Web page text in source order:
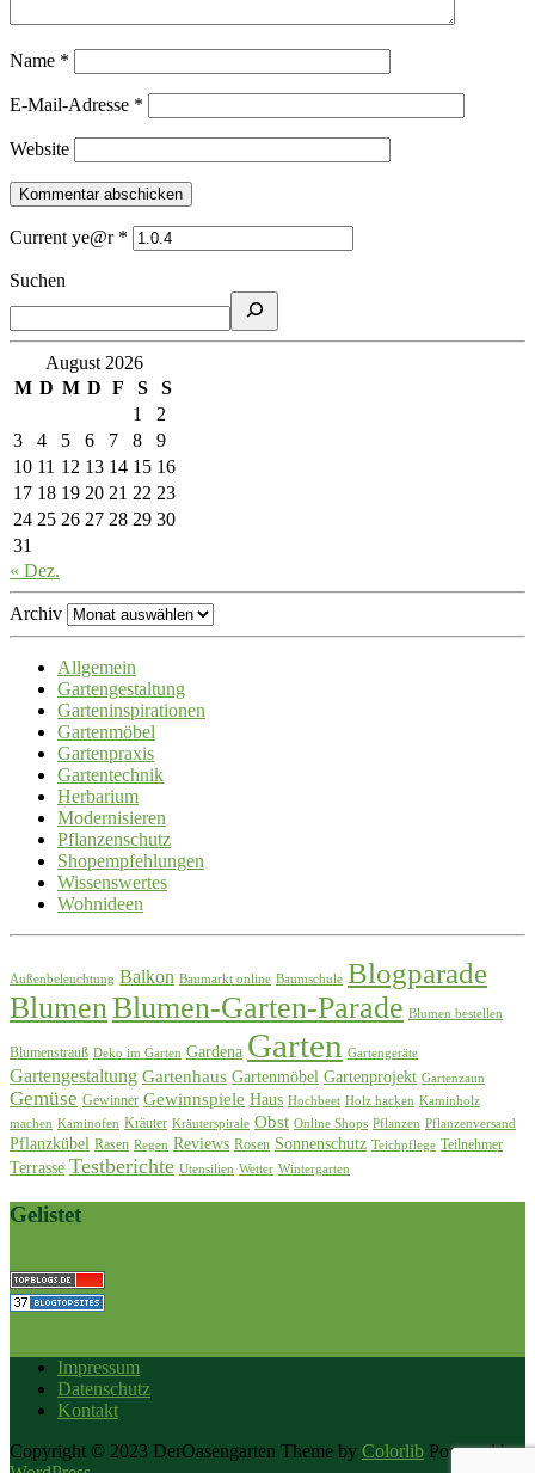
Name *
E-Mail-Adresse *
Website
Current ye@r *
Suchen
August 2026
M D M D F S
S
1
2
3
4 5 6 7 8
9
10 11 12 13 14 15 16
17 18 19 20 21 22 23
24 25 26 27 28 29 30
31
« Dez.
Archiv
Allgemein
Gartengestaltung
Garteninspirationen
Gartenmöbel
Gartenpraxis
Gartentechnik
Herbarium
Modernisieren
Pflanzenschutz
Shopempfehlungen
Wissenswertes
Wohnideen
Außenbeleuchtung Balkon Baumarkt online Baumschule Blogparade
BlumenBlumen-Garten-Parade Blumen bestellen
Blumenstrauß Deko im Garten Gardena Garten Gartengeräte
Gartengestaltung Gartenhaus Gartenmöbel Gartenprojekt Gartenzaun
Gemüse Gewinner Gewinnspiele Haus Hochbeet Holz hacken Kaminholz
machen Kaminofen Kräuter Kräuterspirale Obst Online Shops Pflanzen Pflanzenversand
Pflanzkübel Rasen Regen Reviews Rosen Sonnenschutz Teichpflege Teilnehmer
Terrasse Testberichte Utensilien Wetter Wintergarten
Gelistet
Impressum
Datenschutz
Kontakt
Copyright © 2023 DerOasengarten Theme by Colorlib Powered by